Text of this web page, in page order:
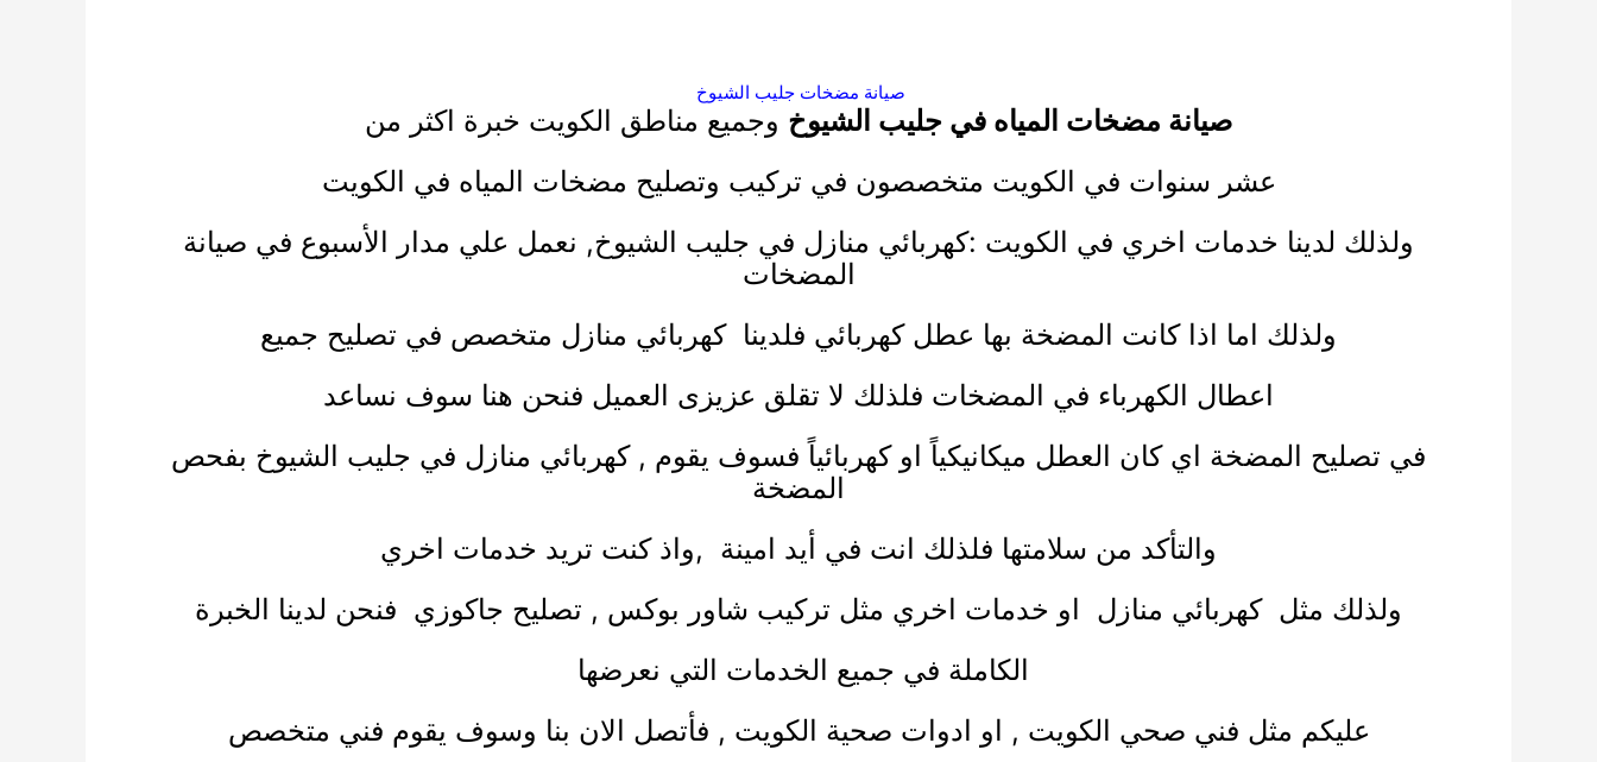
صيانة مضخات جليب الشيوخ
صيانة مضخات المياه في جليب الشيوخ وجميع مناطق الكويت خبرة اكثر من
عشر سنوات في الكويت متخصصون في تركيب وتصليح مضخات المياه في الكويت
ولذلك لدينا خدمات اخري في الكويت :كهربائي منازل في جليب الشيوخ, نعمل علي مدار الأسبوع في صيانة
المضخات
ولذلك اما اذا كانت المضخة بها عطل كهربائي فلديناكهربائي منازل متخصص في تصليح جميع
اعطال الكهرباء في المضخات فلذلك لا تقلق عزيزى العميل فنحن هنا سوف نساعد
في تصليح المضخة اي كان العطل ميكانيكياً او كهربائياً فسوف يقوم ,كهربائي منازل في جليب الشيوخ بفحص
المضخة
والتأكد من سلامتها فلذلك انت في أيد امينة ,واذ كنت تريد خدمات اخري
ولذلك مثلكهربائي منازل او خدمات اخري مثل تركيب شاور بوكس , تصليح جاكوزي فنحن لدينا الخبرة
الكاملة في جميع الخدمات التي نعرضها
عليكم مثل فني صحي الكويت , او ادوات صحية الكويت , فأتصل الان بنا وسوف يقوم فني متخصص